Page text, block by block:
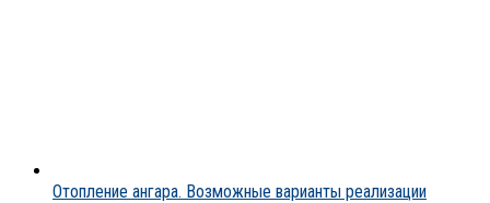
Отопление ангара. Возможные варианты реализации